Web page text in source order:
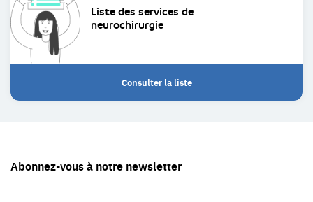
Liste des services de
neurochirurgie
Consulter la liste
Abonnez-vous à notre newsletter